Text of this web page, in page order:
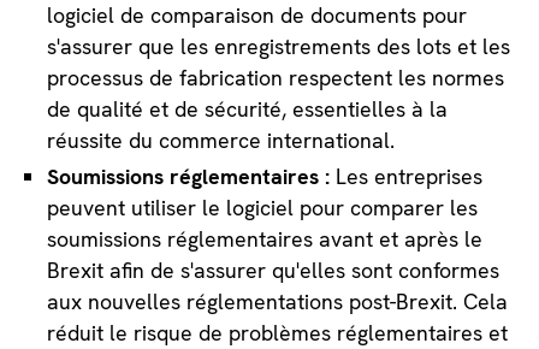
logiciel de comparaison de documents pour
s'assurer que les enregistrements des lots et les
processus de fabrication respectent les normes
de qualité et de sécurité, essentielles à la
réussite du commerce international.
Soumissions réglementaires : Les entreprises
peuvent utiliser le logiciel pour comparer les
soumissions réglementaires avant et après le
Brexit afin de s'assurer qu'elles sont conformes
aux nouvelles réglementations post-Brexit. Cela
réduit le risque de problèmes réglementaires et